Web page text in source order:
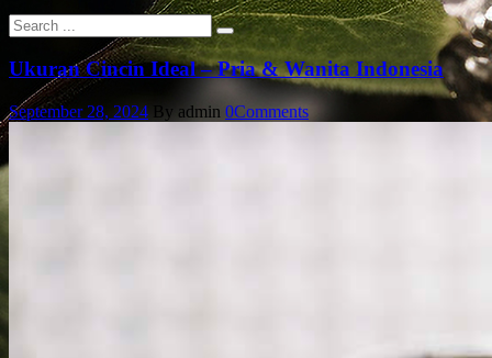
Ukuran Cincin Ideal – Pria & Wanita Indonesia
September 28, 2024 By admin 0Comments